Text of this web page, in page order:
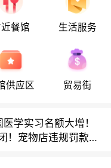
近餐馆 生活服务
供应区 贸易街
医学实习名额大增！
启动！
！宠物店违规罚款出